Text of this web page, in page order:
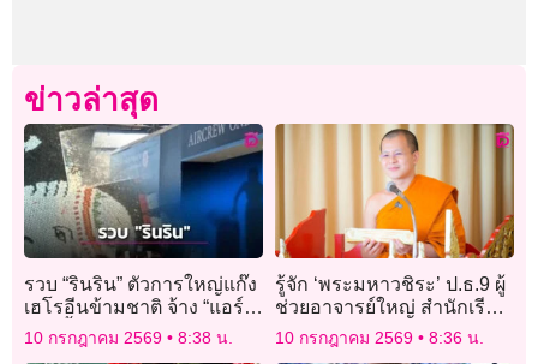
ข่าวล่าสุด
รวบ “รินริน” ตัวการใหญ่แก๊ง
เฮโรอีนข้ามชาติ จ้าง “แอร์มี
นา” หิ้วกระเป๋าช้างซุกยา ส่ง
ออสเตรเลีย
10 กรกฎาคม 2569 8:38 น.
รู้จัก ‘พระมหาวชิระ’ ป.ธ.9 ผู้
ช่วยอาจารย์ใหญ่ สำนักเรียน
วัดพระเชตุพนฯ
10 กรกฎาคม 2569 8:36 น.